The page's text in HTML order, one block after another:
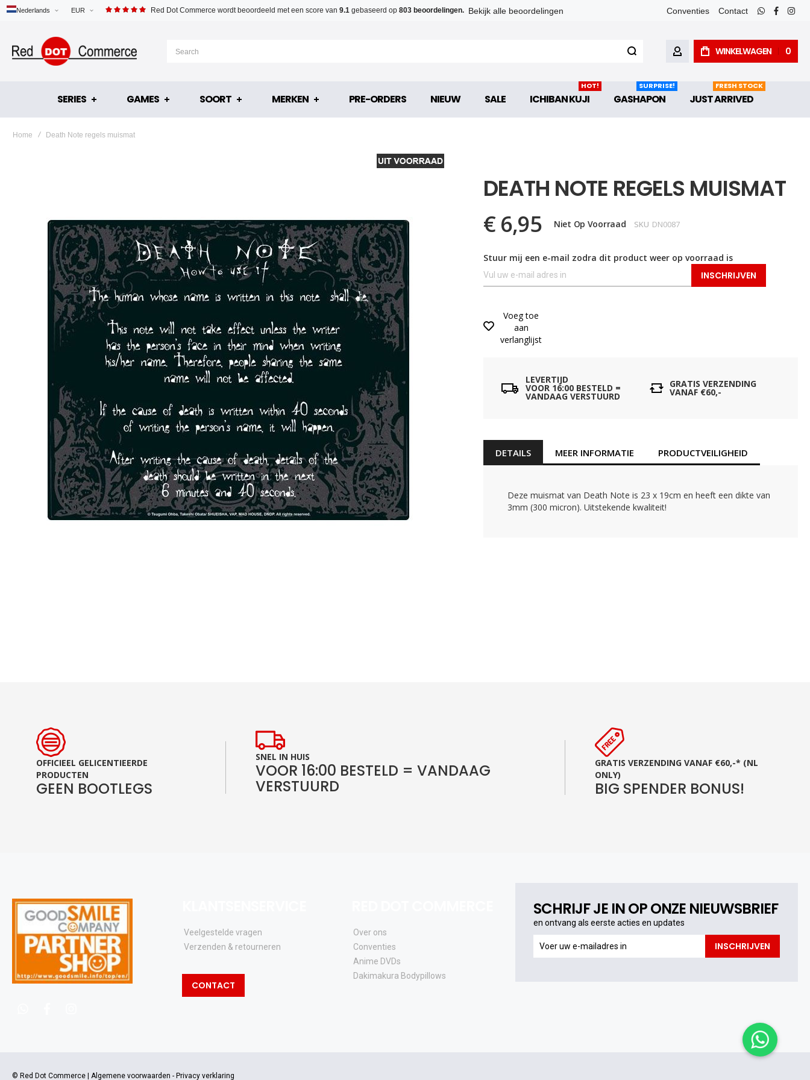
EUR
Nederlands Red Dot Commerce wordt beoordeeld met een score van 9.1 gebaseerd op 803 beoordelingen. Bekijk alle beoordelingen Conventies Contact
whatsapp
facebook
ACCOUNTWINKELWAGEN 0
SERIES GAMES SOORT MERKEN PRE-ORDERS NIEUW SALE ICHIBAN KUJI
HOT!
GASHAPON
SURPRISE!
JUST ARRIVED
FRESH STOCK
Home Death Note regels muismat
afbeeldingen-
DEATH NOTE REGELS MUISMAT
€ 6,95 Niet Op Voorraad SKU DN0087
Stuur mij een e-mail zodra dit product weer op voorraad is
INSCHRIJVEN
Voeg toe
aan
verlanglijst
LEVERTIJD
VOOR 16:00 BESTELD =
VANDAAG VERSTUURD
GRATIS VERZENDING
VANAF €60,-
DETAILS
Deze muismat van Death Note is 23 x 19cm en heeft een dikte van
3mm (300 micron). Uitstekende kwaliteit!
MEER INFORMATIE PRODUCTVEILIGHEID
OFFICIEEL GELICENTIEERDE
PRODUCTEN
GEEN BOOTLEGS
SNEL IN HUIS
VOOR 16:00 BESTELD = VANDAAG
VERSTUURD
GRATIS VERZENDING VANAF €60,-* (NL
ONLY)
BIG SPENDER BONUS!
SCHRIJF JE IN OP ONZE NIEUWSBRIEF
en ontvang als eerste acties en updates
ontvang
INSCHRIJVEN
Veelgestelde vragen
Verzenden & retourneren
CONTACT
Over ons
Conventies
Anime DVDs
Dakimakura Bodypillows
© Red Dot Commerce | Algemene voorwaarden - Privacy verklaring